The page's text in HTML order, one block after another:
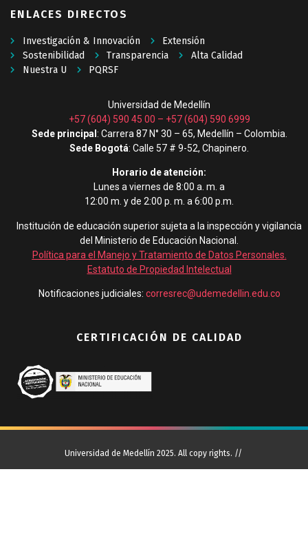
ENLACES DIRECTOS
Investigación & Innovación
Extensión
Sostenibilidad
Transparencia
Alta Calidad
Nuestra U
PQRSF
Universidad de Medellín
+57 (604) 590 45 00 – +57 (604) 590 6999
Sede principal : Carrera 87 N° 30 – 65, Medellín – Colombia.
Sede Bogotá: Calle 57 # 9-52, Chapinero.
Horario de atención:
Lunes a viernes de 8:00 a. m. a
12:00 m. y de 2:00 p. m. a 6:00 p.m.
Institución de educación superior sujeta a la inspección y vigilancia
del Ministerio de Educación Nacional.
Política para el Manejo y Tratamiento de Datos Personales
Estatuto de Propiedad Intelectual
Notificaciones judiciales: corresrec@udemedellin.edu.co
CERTIFICACIÓN DE CALIDAD
Universidad de Medellín 2025. All copy rights. //